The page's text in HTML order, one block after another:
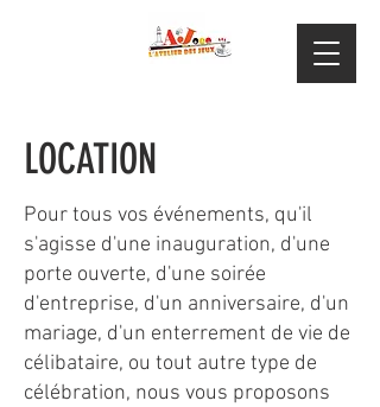
LOCATION
Pour tous vos événements, qu'il
s'agisse d'une inauguration, d'une
porte ouverte, d'une soirée
d'entreprise, d'un anniversaire, d'un
mariage, d'un enterrement de vie de
célibataire, ou tout autre type de
célébration, nous vous proposons